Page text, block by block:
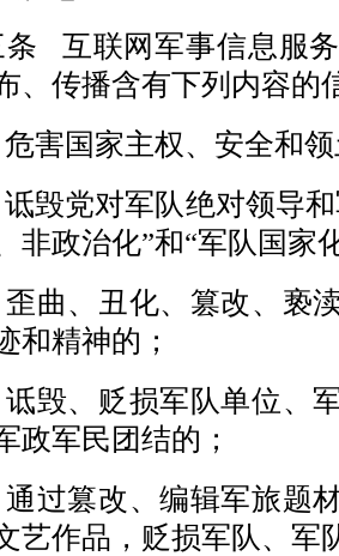
互联网军事信息服
、传播含有下列内容的
危害国家主权、安全和
诋毁党对军队绝对领导
非政治化”和“军队国家
歪曲、丑化、篡改、亵
和精神的；
诋毁、贬损军队单位、
政军民团结的；
通过篡改、编辑军旅题
艺作品，贬损军队、军